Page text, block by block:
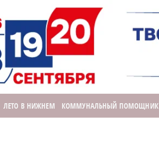
ЛЕТО В НИЖНЕМ КОММУНАЛЬНЫЙ ПОМОЩНИК